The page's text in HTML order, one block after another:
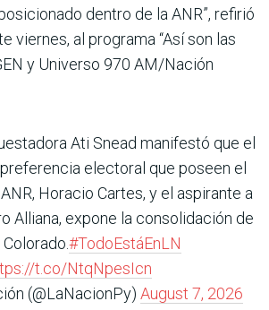
dentro de la ANR”, refirió
viernes, al programa “Así son las
y Universo 970 AM/Nación
Ati Snead manifestó que el
electoral que poseen el
Horacio Cartes, y el aspirante a
Alliana, expone la consolidación de
#TodoEstáEnLN
t.co/NtqNpesIcn
(@LaNacionPy) August 7, 2026